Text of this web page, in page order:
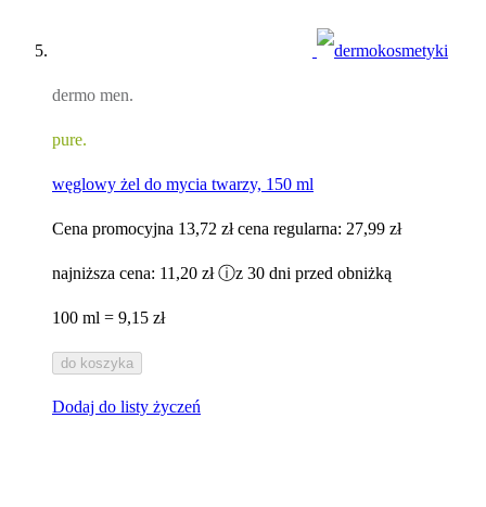
dermo men.
pure.
węglowy żel do mycia twarzy, 150 ml
Cena promocyjna 13,72 zł cena regularna: 27,99 zł
najniższa cena: 11,20 zł ⓘz 30 dni przed obniżką
100 ml = 9,15 zł
do koszyka
Dodaj do listy życzeń